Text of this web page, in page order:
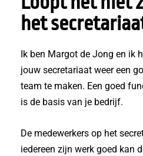
het
Ik ben Margot de Jong en ik
jouw secretariaat weer een
team te maken. Een goed
is de basis van je bedrijf.
De medewerkers op het
iedereen zijn werk goed kan